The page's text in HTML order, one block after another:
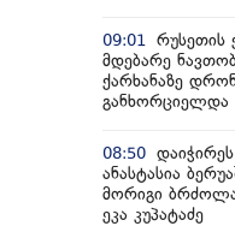
09:01
მდებარე
ქარხანაზე
განხორციელდა
08:50
ანასტასია
მორიგი
ეკა კუპატაძე